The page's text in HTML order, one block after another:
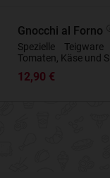
Gnocchi al Forno
Spezielle
Tomaten, Käse und
12,90 €